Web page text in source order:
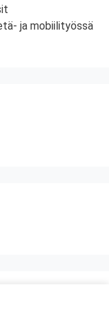
ja mobiilityössä